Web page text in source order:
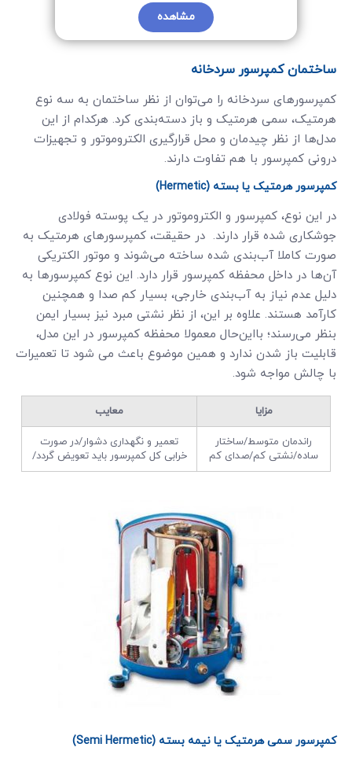
مشاهده
ساختمان کمپرسور سردخانه
کمپرسورهای سردخانه را می‌توان از نظر ساختمان به سه نوع
هرمتیک، سمی هرمتیک و باز دسته‌بندی کرد. هرکدام از این
مدل‌ها از نظر چیدمان و محل قرارگیری الکتروموتور و تجهیزات
درونی کمپرسور با هم تفاوت دارند.
کمپرسور هرمتیک یا بسته (Hermetic)
در این نوع، کمپرسور و الکتروموتور در یک پوسته فولادی
جوشکاری شده قرار دارند. در حقیقت، کمپرسورهای هرمتیک به
صورت کاملا آب‌بندی شده ساخته می‌شوند و موتور الکتریکی
آن‌ها در داخل محفظه کمپرسور قرار دارد. این نوع کمپرسورها به
دلیل عدم نیاز به آب‌بندی خارجی، بسیار کم صدا و همچنین
کارآمد هستند. علاوه بر این، از نظر نشتی مبرد نیز بسیار ایمن
بنظر می‌رسند؛ بااین‌حال معمولا محفظه کمپرسور در این مدل،
قابلیت باز شدن ندارد و همین موضوع باعث می شود تا تعمیرات
با چالش مواجه ‌شود.
مزایا معایب
راندمان متوسط/ساختار
ساده/نشتی کم/صدای کم
تعمیر و نگهداری دشوار/در صورت
خرابی کل کمپرسور باید تعویض گردد/
کمپرسور سمی هرمتیک یا نیمه بسته (Semi Hermetic)